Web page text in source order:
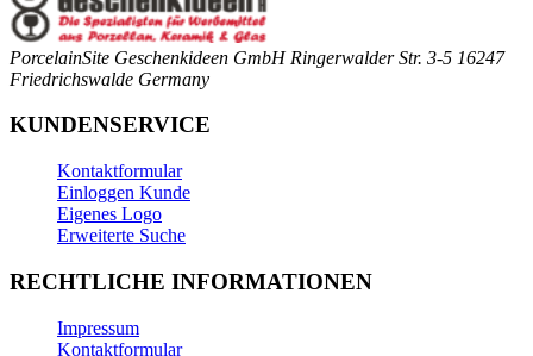
PorcelainSite Geschenkideen GmbH Ringerwalder Str. 3-5 16247
Friedrichswalde Germany
KUNDENSERVICE
Kontaktformular
Einloggen Kunde
Eigenes Logo
Erweiterte Suche
RECHTLICHE INFORMATIONEN
Impressum
Kontaktformular